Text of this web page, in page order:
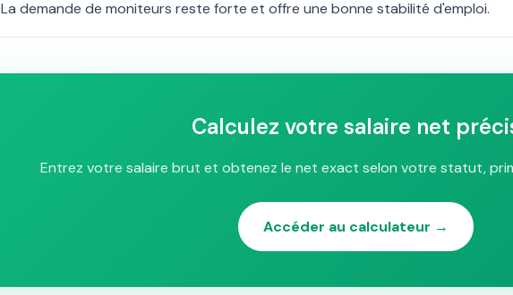
La demande de moniteurs reste forte et offre une bonne stabilité d'emploi.
Calculez votre salaire net
Entrez votre salaire brut et obtenez le net exact selon votre statut,
Accéder au calculateur →